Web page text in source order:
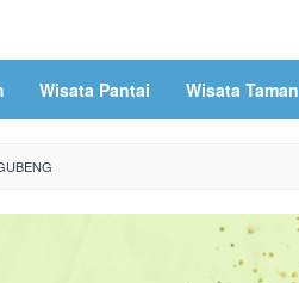
Wisata Pantai Wisata Taman